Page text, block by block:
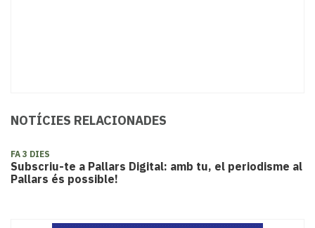
NOTÍCIES RELACIONADES
FA 3 DIES
Subscriu-te a Pallars Digital: amb tu, el periodisme al
Pallars és possible!